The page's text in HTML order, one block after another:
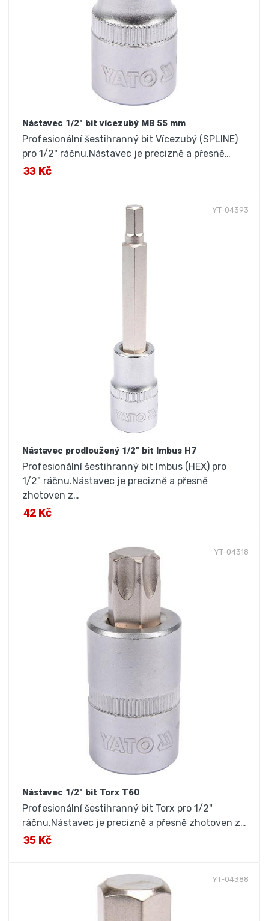
Nástavec 1/2" bit vícezubý M8 55 mm
Profesionální šestihranný bit Vícezubý (SPLINE)
pro 1/2" ráčnu.Nástavec je precizně a přesně…
33 Kč
YT-04393
Nástavec prodloužený 1/2" bit Imbus H7
Profesionální šestihranný bit Imbus (HEX) pro
1/2" ráčnu.Nástavec je precizně a přesně
zhotoven z…
42 Kč
YT-04318
Nástavec 1/2" bit Torx T60
Profesionální šestihranný bit Torx pro 1/2"
ráčnu.Nástavec je precizně a přesně zhotoven z…
35 Kč
YT-04388